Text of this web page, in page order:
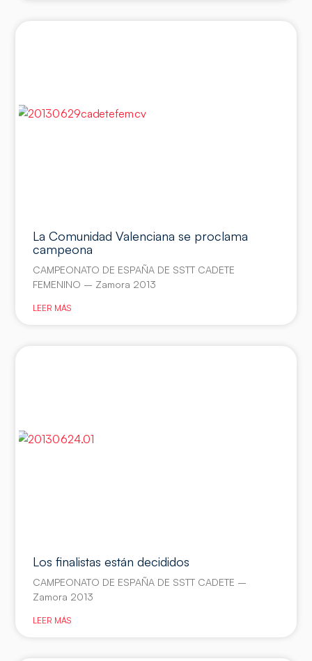
La Comunidad Valenciana se proclama
campeona
CAMPEONATO DE ESPAÑA DE SSTT CADETE
FEMENINO – Zamora 2013
LEER MÁS
Los finalistas están decididos
CAMPEONATO DE ESPAÑA DE SSTT CADETE –
Zamora 2013
LEER MÁS